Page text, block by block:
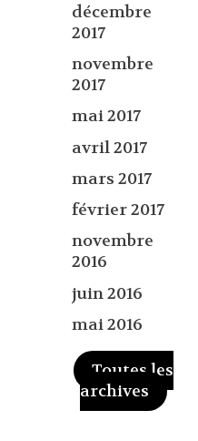
décembre
2017
novembre
2017
mai 2017
avril 2017
mars 2017
février 2017
novembre
2016
juin 2016
mai 2016
Toutes les
archives